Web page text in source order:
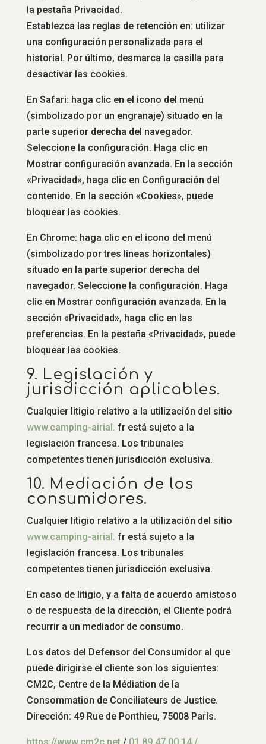
la pestaña Privacidad.
Establezca las reglas de retención en: utilizar
una configuración personalizada para el
historial. Por último, desmarca la casilla para
desactivar las cookies.
En Safari: haga clic en el icono del menú
(simbolizado por un engranaje) situado en la
parte superior derecha del navegador.
Seleccione la configuración. Haga clic en
Mostrar configuración avanzada. En la sección
«Privacidad», haga clic en Configuración del
contenido. En la sección «Cookies», puede
bloquear las cookies.
En Chrome: haga clic en el icono del menú
(simbolizado por tres líneas horizontales)
situado en la parte superior derecha del
navegador. Seleccione la configuración. Haga
clic en Mostrar configuración avanzada. En la
sección «Privacidad», haga clic en las
preferencias. En la pestaña «Privacidad», puede
bloquear las cookies.
9. Legislación y
jurisdicción aplicables.
Cualquier litigio relativo a la utilización del sitio
www.camping-airial. fr está sujeto a la
legislación francesa. Los tribunales
competentes tienen jurisdicción exclusiva.
10. Mediación de los
consumidores.
Cualquier litigio relativo a la utilización del sitio
www.camping-airial. fr está sujeto a la
legislación francesa. Los tribunales
competentes tienen jurisdicción exclusiva.
En caso de litigio, y a falta de acuerdo amistoso
o de respuesta de la dirección, el Cliente podrá
recurrir a un mediador de consumo.
Los datos del Defensor del Consumidor al que
puede dirigirse el cliente son los siguientes:
CM2C, Centre de la Médiation de la
Consommation de Conciliateurs de Justice.
Dirección: 49 Rue de Ponthieu, 75008 París.